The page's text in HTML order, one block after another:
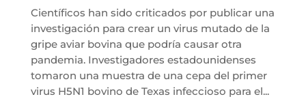
Científicos han sido criticados por publicar una
investigación para crear un virus mutado de la
gripe aviar bovina que podría causar otra
pandemia. Investigadores estadounidenses
tomaron una muestra de una cepa del primer
virus H5N1 bovino de Texas infeccioso para el...